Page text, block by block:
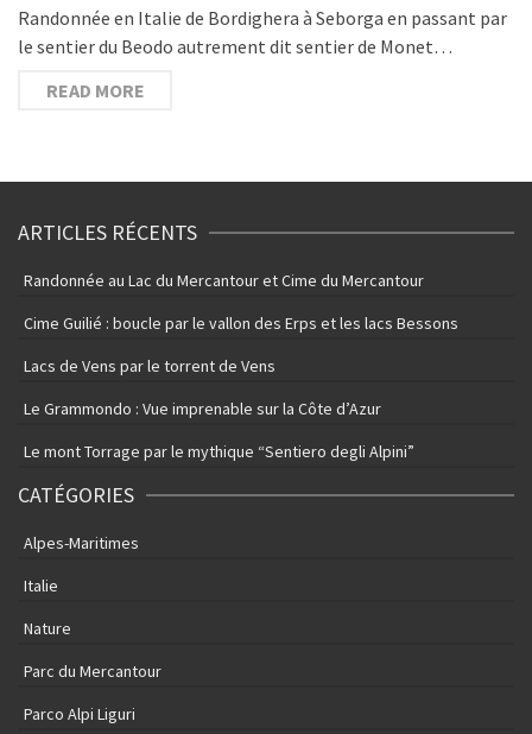
Randonnée en Italie de Bordighera à Seborga en passant par
le sentier du Beodo autrement dit sentier de Monet…
READ MORE
ARTICLES RÉCENTS
Randonnée au Lac du Mercantour et Cime du Mercantour
Cime Guilié : boucle par le vallon des Erps et les lacs Bessons
Lacs de Vens par le torrent de Vens
Le Grammondo : Vue imprenable sur la Côte d’Azur
Le mont Torrage par le mythique “Sentiero degli Alpini”
CATÉGORIES
Alpes-Maritimes
Italie
Nature
Parc du Mercantour
Parco Alpi Liguri